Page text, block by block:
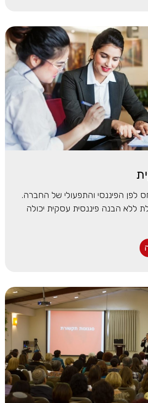
לפן הפיננסי והתפעולי של החברה.
ללא הבנה פיננסית עסקית יכולה